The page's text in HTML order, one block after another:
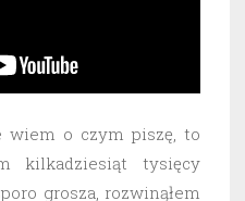
wiem o czym piszę, to
kilkadziesiąt tysięcy
grosza, rozwinąłem